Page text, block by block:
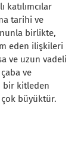
katılımcılar
tarihi ve
birlikte,
eden ilişkileri
ve uzun vadeli
ve
bir kitleden
büyüktür.